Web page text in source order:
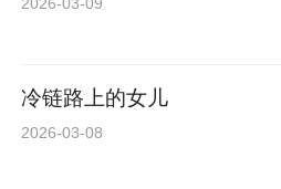
冷链路上的女儿
2026-03-08